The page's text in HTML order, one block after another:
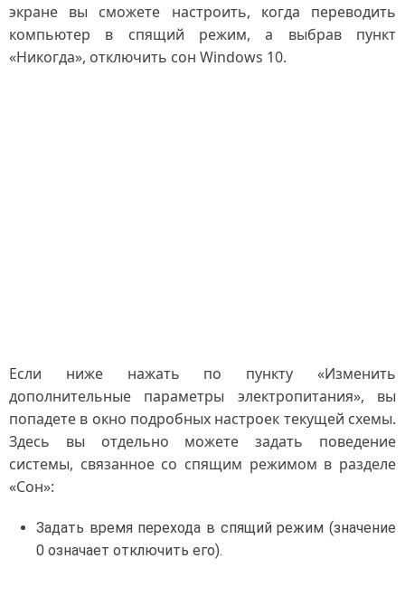
экране вы сможете настроить, когда переводить
компьютер в спящий режим, а выбрав пункт
«Никогда», отключить сон Windows 10.
Если ниже нажать по пункту «Изменить
дополнительные параметры электропитания», вы
попадете в окно подробных настроек текущей схемы.
Здесь вы отдельно можете задать поведение
системы, связанное со спящим режимом в разделе
«Сон»:
Задать время перехода в спящий режим (значение
0 означает отключить его).